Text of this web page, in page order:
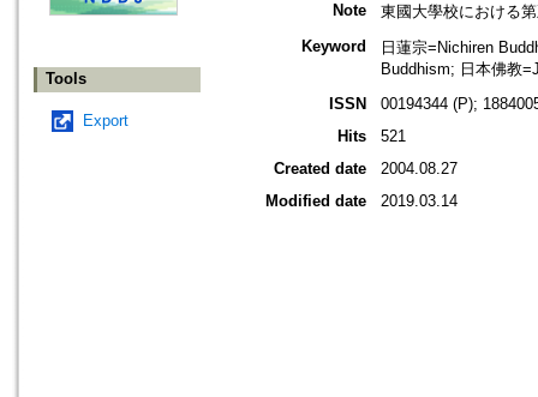
Tools
Export
Note
東國大學校における
Keyword
日蓮宗=Nichiren
Buddhism; 日本佛教
ISSN
00194344 (P);
Hits
521
Created date
2004.08.27
Modified date
2019.03.14